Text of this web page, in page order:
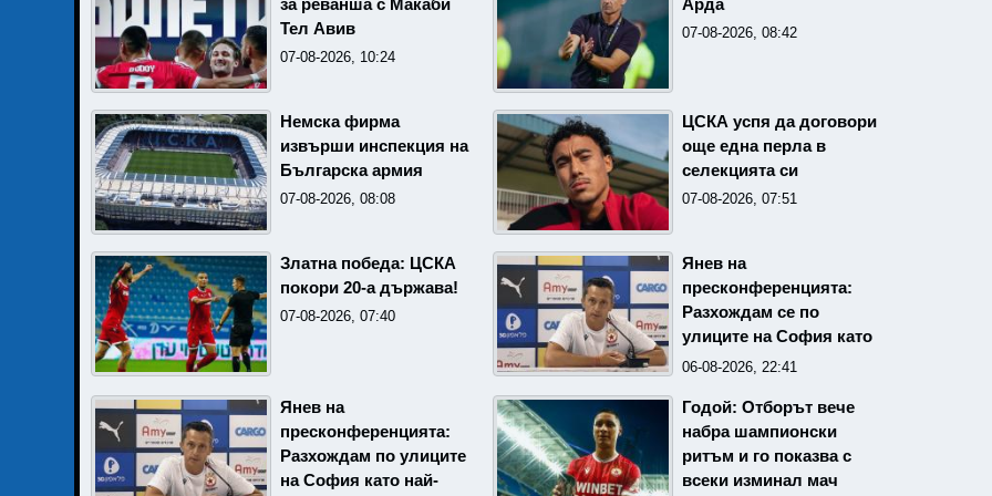
за реванша с Макаби
Тел Авив
07-08-2026, 10:24
Арда
07-08-2026, 08:42
Немска фирма
извърши инспекция на
Българска армия
07-08-2026, 08:08
ЦСКА успя да договори
още една перла в
селекцията си
07-08-2026, 07:51
Златна победа: ЦСКА
покори 20-а държава!
07-08-2026, 07:40
Янев на
пресконференцията:
Разхождам се по
улиците на София като
най-мразения човек в
06-08-2026, 22:41
Янев на
пресконференцията:
Разхождам по улиците
на София като най-
Годой: Отборът вече
набра шампионски
ритъм и го показва с
всеки изминал мач